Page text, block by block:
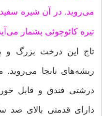
می‌روید. در آن شیره
تیره کائوچوئی بشمار
تاج این درخت بزرگ و
ریشه‌های نابجا می‌روید.
درشتی فندق و قابل
دارای قدمتی بالای صد